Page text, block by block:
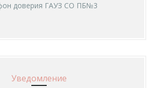
доверия ГАУЗ СО ПБ№3
Уведомление